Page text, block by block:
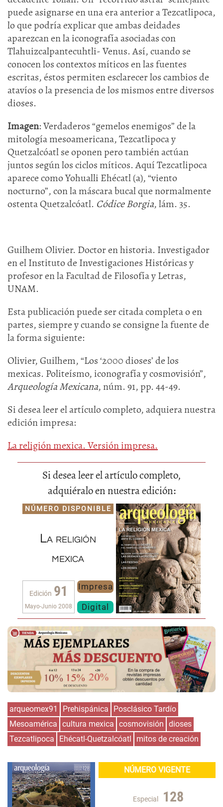
puede asignarse en una era anterior a Tezcatlipoca,
lo que podría explicar que ambas deidades
aparezcan en la iconografía asociadas con
Tlahuizcalpantecuhtli- Venus. Así, cuando se
conocen los contextos míticos en las fuentes
escritas, éstos permiten esclarecer los cambios de
atavíos o la presencia de los mismos entre diversos
dioses.
Imagen: Verdaderos “gemelos enemigos” de la
mitología mesoamericana, Tezcatlipoca y
Quetzalcóatl se oponen pero también actúan
juntos según los ciclos míticos. Aquí Tezcatlipoca
aparece como Yohualli Ehécatl (a), “viento
nocturno”, con la máscara bucal que normalmente
ostenta Quetzalcóatl. Códice Borgia, lám. 35.
Guilhem Olivier. Doctor en historia. Investigador
en el Instituto de Investigaciones Históricas y
profesor en la Facultad de Filosofía y Letras,
UNAM.
Esta publicación puede ser citada completa o en
partes, siempre y cuando se consigne la fuente de
la forma siguiente:
Olivier, Guilhem, “Los ‘2000 dioses’ de los
mexicas. Politeísmo, iconografía y cosmovisión”,
Arqueología Mexicana, núm. 91, pp. 44-49.
Si desea leer el artículo completo, adquiera nuestra
edición impresa:
La religión mexica. Versión impresa.
Si desea leer el artículo completo,
adquiéralo en nuestra edición:
NÚMERO DISPONIBLE
La religión
mexica
Edición 91
Mayo-Junio 2008
Impresa
Digital
arqueomex91 Prehispánica
Posclásico Tardío
Mesoamérica cultura mexica cosmovisión dioses
Tezcatlipoca
Ehécatl-Quetzalcóatl mitos de creación
NÚMERO VIGENTE
Especial 128